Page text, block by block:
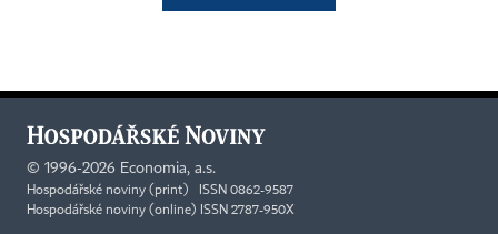
© 1996-2026 Economia, a.s.
Hospodářské noviny (print) ISSN 0862-9587
Hospodářské noviny (online) ISSN 2787-950X